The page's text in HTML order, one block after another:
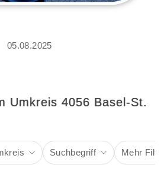
05.08.2025
Umkreis 4056 Basel-St.
Suchbegriff Mehr